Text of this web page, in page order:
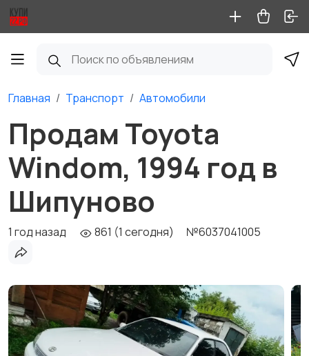
Главная Транспорт Автомобили
Продам Toyota
Windom, 1994 год в
Шипуново
1 год назад 861 (1 сегодня) №6037041005